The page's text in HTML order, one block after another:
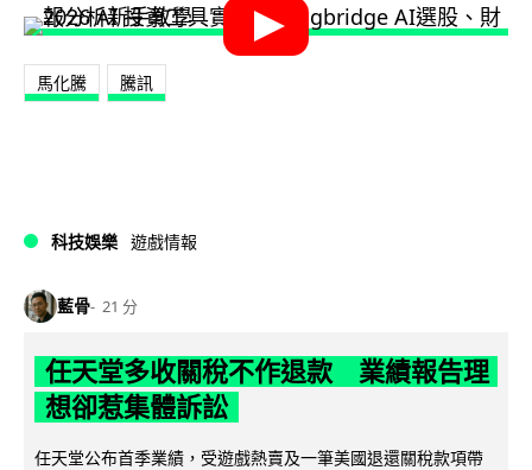
馬化騰 騰訊
科技娛樂 遊戲情報
藍骨 21 分
任天堂多收關稅不作退款 業績報告理
想卻惹集體訴訟
任天堂公布首季業績，受遊戲熱賣及一筆美國退還關稅款項帶